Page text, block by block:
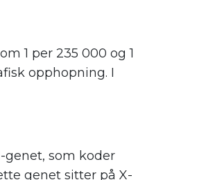
1 per 235 000 og 1
opphopning. I
genet, som koder
genet sitter på X-